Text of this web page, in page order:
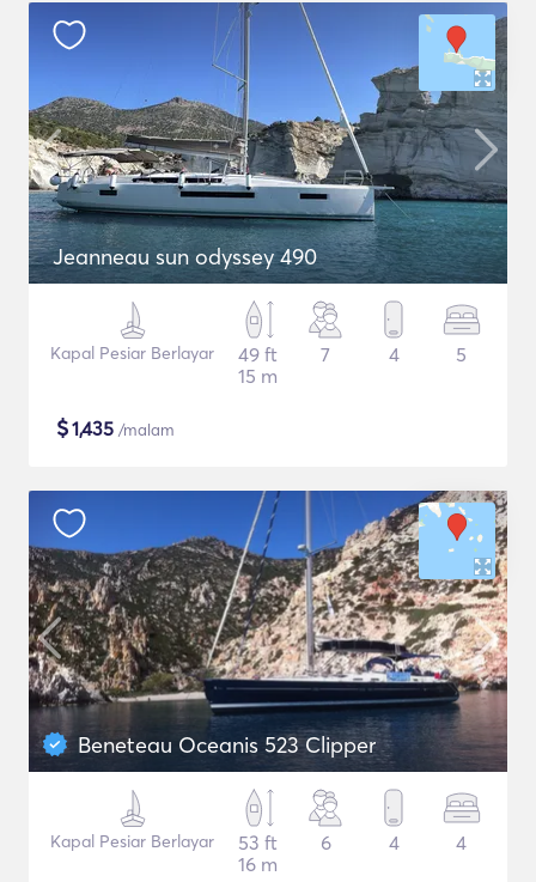
Jeanneau sun odyssey 490
Kapal Pesiar Berlayar
49 ft
15 m
7 4 5
$1,435 /malam
Beneteau Oceanis 523 Clipper
Kapal Pesiar Berlayar
53 ft
16 m
6 4 4